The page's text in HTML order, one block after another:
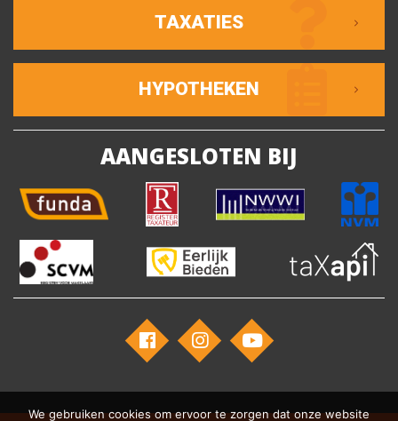
TAXATIES
HYPOTHEKEN
AANGESLOTEN BIJ
We gebruiken cookies om ervoor te zorgen dat onze website